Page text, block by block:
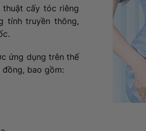
cấy tóc riêng
tính truyền thông,
ứng dụng trên thế
bao gồm: